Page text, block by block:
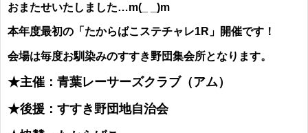
おまたせいたしました…m(_ _)m
本年度最初の「たからばこステチャレ1R」開催です！
会場は毎度お馴染みのすすき野団集会所となります。
★主催：青葉レーサーズクラブ（アム）
★後援：すすき野団地自治会